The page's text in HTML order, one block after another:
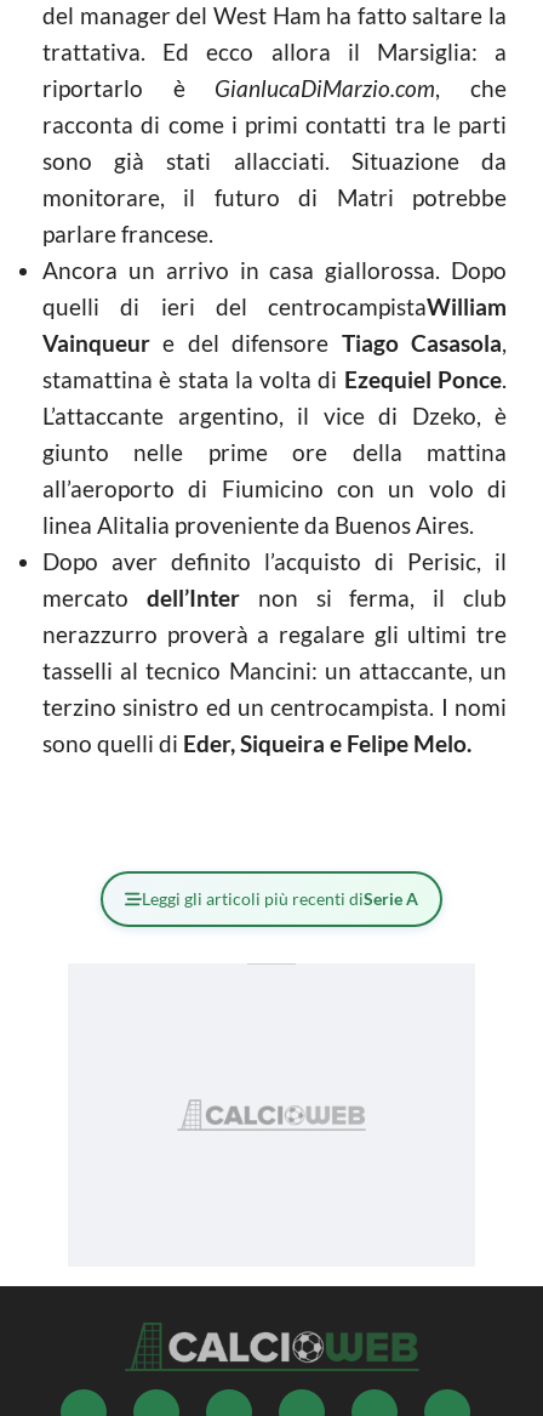
del manager del West Ham ha fatto saltare la
trattativa. Ed ecco allora il Marsiglia: a
riportarlo è GianlucaDiMarzio.com, che
racconta di come i primi contatti tra le parti
sono già stati allacciati. Situazione da
monitorare, il futuro di Matri potrebbe
parlare francese.
Ancora un arrivo in casa giallorossa. Dopo
quelli di ieri del centrocampistaWilliam
Vainqueur e del difensore Tiago Casasola,
stamattina è stata la volta di Ezequiel Ponce.
L’attaccante argentino, il vice di Dzeko, è
giunto nelle prime ore della mattina
all’aeroporto di Fiumicino con un volo di
linea Alitalia proveniente da Buenos Aires.
Dopo aver definito l’acquisto di Perisic, il
mercato dell’Internon si ferma, il club
nerazzurro proverà a regalare gli ultimi tre
tasselli al tecnico Mancini: un attaccante, un
terzino sinistro ed un centrocampista. I nomi
sono quelli di Eder, Siqueira e Felipe Melo.
Leggi gli articoli più recenti diSerie A